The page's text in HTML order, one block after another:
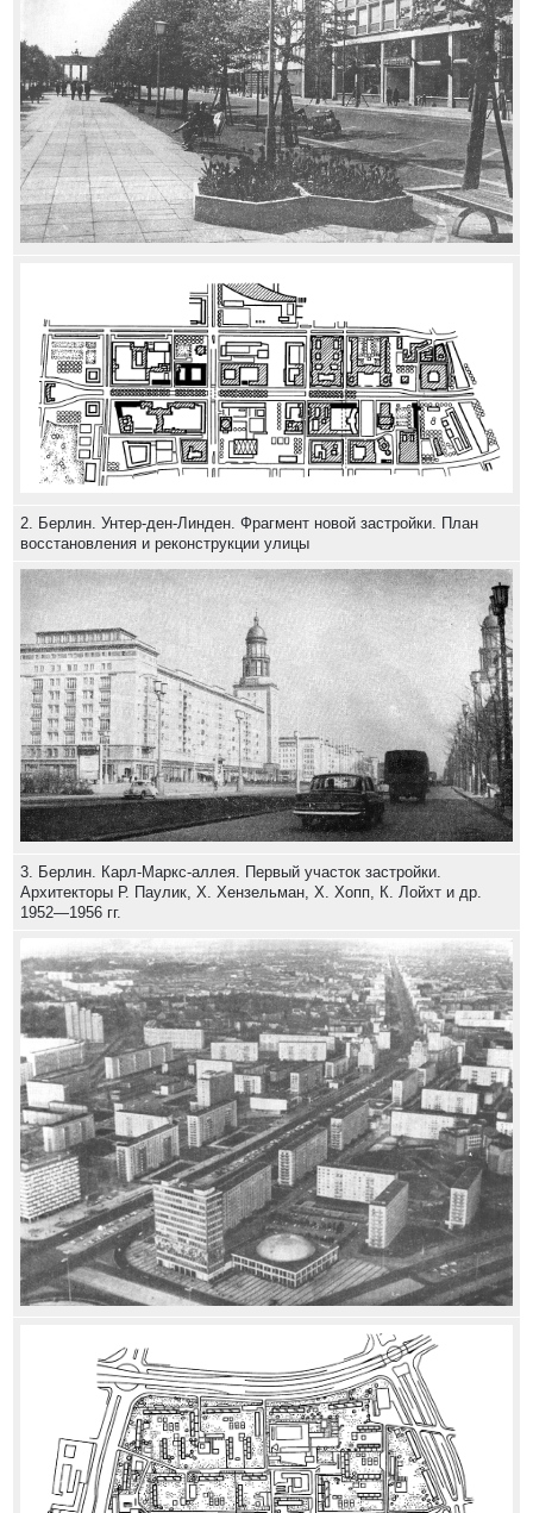
2. Берлин. Унтер-ден-Линден. Фрагмент новой застройки. План
восстановления и реконструкции улицы
3. Берлин. Карл-Маркс-аллея. Первый участок застройки.
Архитекторы Р. Паулик, X. Хензельман, X. Хопп, К. Лойхт и др.
1952—1956 гг.